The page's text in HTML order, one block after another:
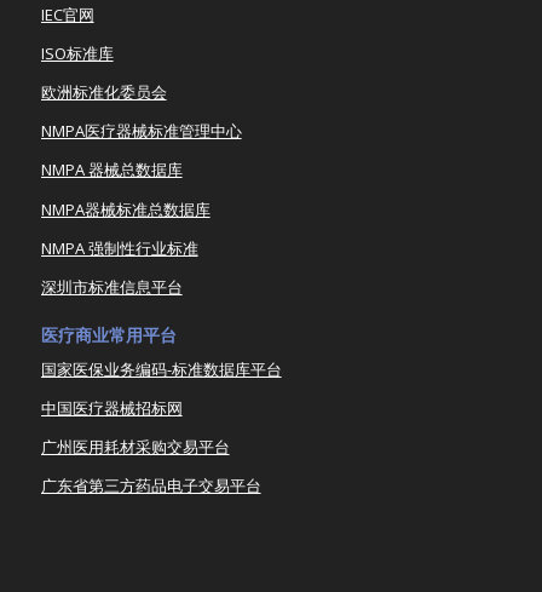
IEC官网
ISO标准库
欧洲标准化委员会
NMPA医疗器械标准管理中心
NMPA 器械总数据库
NMPA器械标准总数据库
NMPA 强制性行业标准
深圳市标准信息平台
医疗商业常用平台
国家医保业务编码-标准数据库平台
中国医疗器械招标网
广州医用耗材采购交易平台
广东省第三方药品电子交易平台